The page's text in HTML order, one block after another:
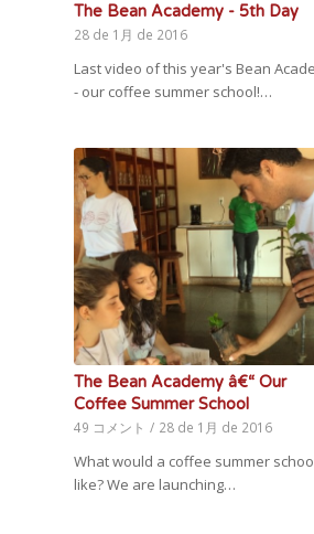
The Bean Academy - 5th Day
28 de 1月 de 2016
Last video of this year's Bean
- our coffee summer school!…
The Bean Academy â€“ Our
Coffee Summer School
49 コメント / 28 de 1月 de 2016
What would a coffee summer
like? We are launching…